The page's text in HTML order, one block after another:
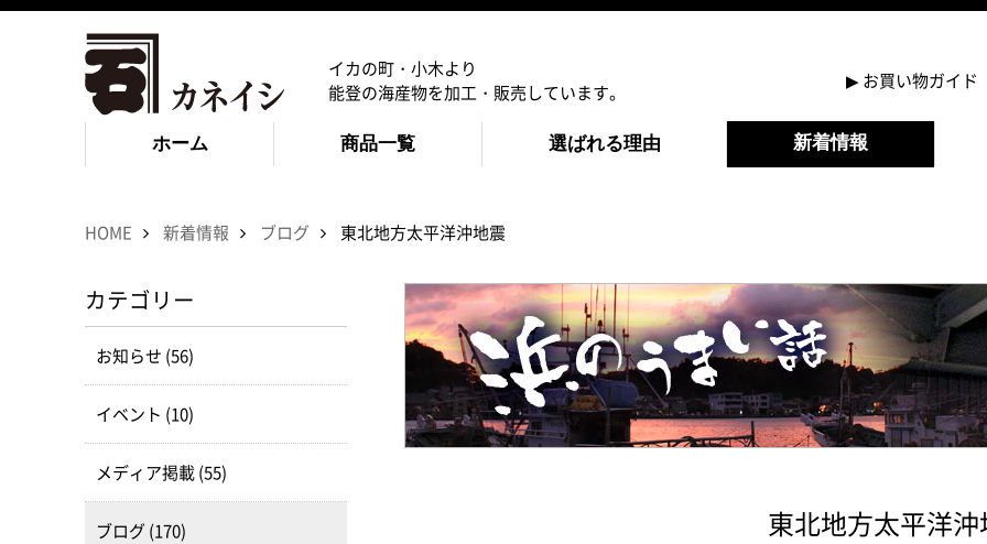
イカの町・小木より
能登の海産物を加工・販売しています。
▶お買い物ガイド
ホーム 商品一覧 選ばれる理由 新着情報
HOME 新着情報 ブログ 東北地方太平洋沖地震
東北地方太平洋沖
カテゴリー
お知らせ (56)
イベント (10)
メディア掲載 (55)
ブログ (170)